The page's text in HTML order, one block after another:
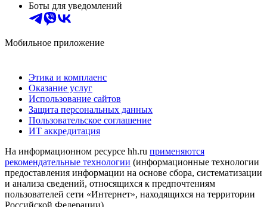
Боты для уведомлений
Мобильное приложение
Этика и комплаенс
Оказание услуг
Использование сайтов
Защита персональных данных
Пользовательское соглашение
ИТ аккредитация
На информационном ресурсе hh.ru применяются
рекомендательные технологии (информационные технологии
предоставления информации на основе сбора, систематизации
и анализа сведений, относящихся к предпочтениям
пользователей сети «Интернет», находящихся на территории